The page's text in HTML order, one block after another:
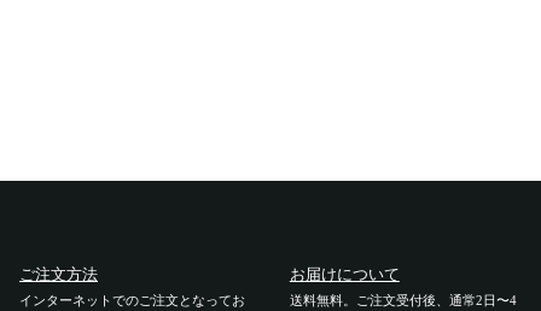
お客様の声
ご注文方法
インターネットでのご注文となってお
お届けについて
送料無料。ご注文受付後、通常2日〜4